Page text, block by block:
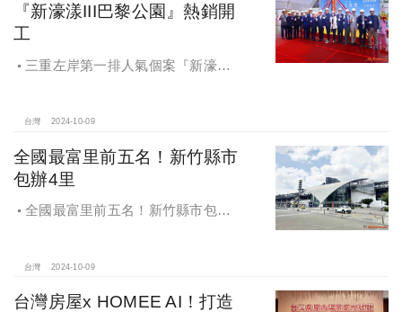
『新濠漾III巴黎公園』熱銷開
工
三重左岸第一排人氣個案『新濠漾III
台灣 2024-10-09
全國最富里前五名！新竹縣市
包辦4里
全國最富里前五名！新竹縣市包辦4
台灣 2024-10-09
台灣房屋x HOMEE AI！打造